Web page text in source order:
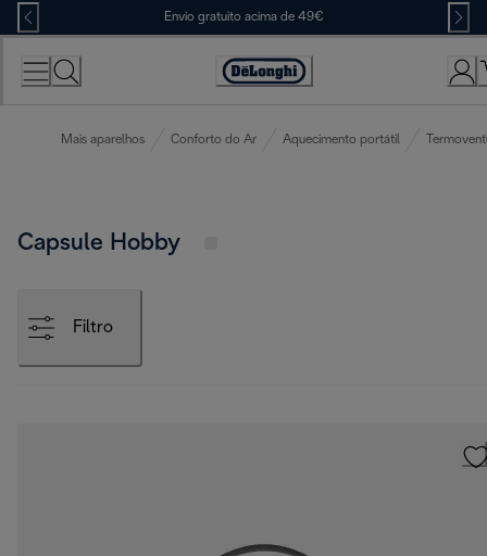
Skip
to
Content
Envio gratuito acima de 49€
Accessibility
Mais aparelhos Conforto do Ar Aquecimento portátil
Capsule Hobby
Filtro